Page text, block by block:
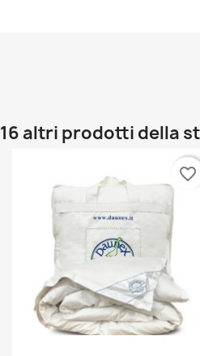
16 altri prodotti della
favorite_border